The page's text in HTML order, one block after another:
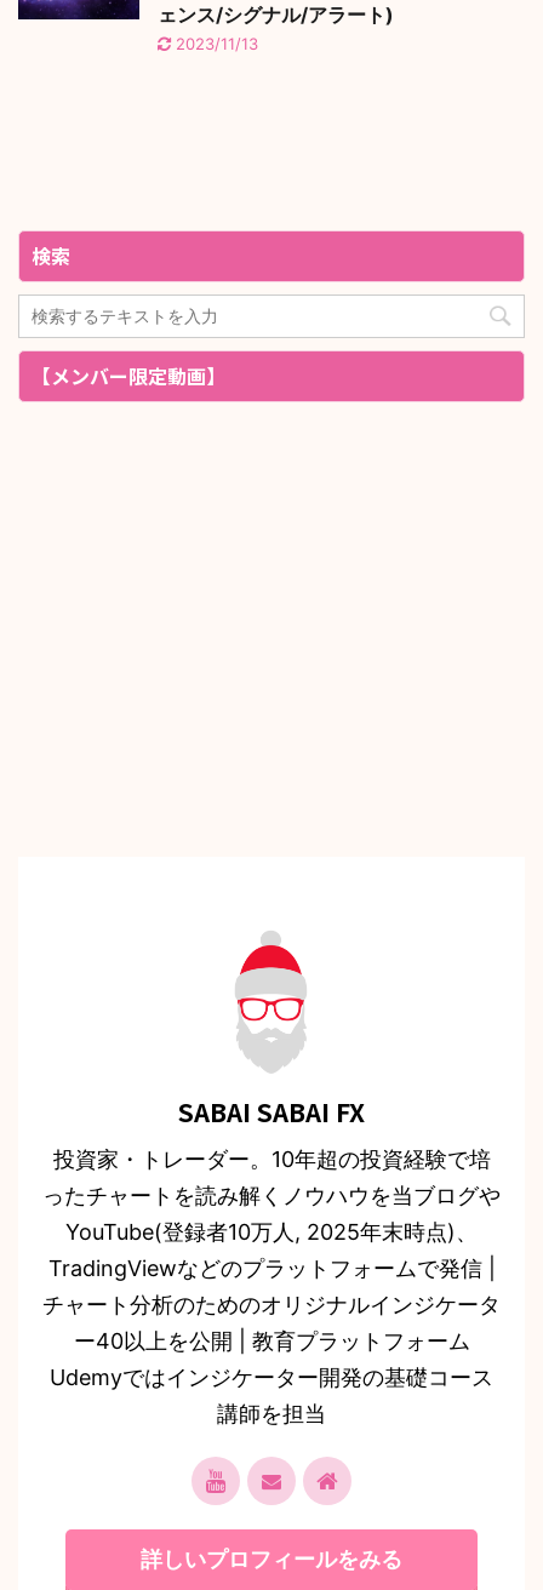
ェンス/シグナル/アラート)
2023/11/13
検索
【メンバー限定動画】
SABAI SABAI FX
投資家・トレーダー。10年超の投資経験で培
ったチャートを読み解くノウハウを当ブログや
YouTube(登録者10万人, 2025年末時点)、
TradingViewなどのプラットフォームで発信 |
チャート分析のためのオリジナルインジケータ
ー40以上を公開 | 教育プラットフォーム
Udemyではインジケーター開発の基礎コース
講師を担当
詳しいプロフィールをみる